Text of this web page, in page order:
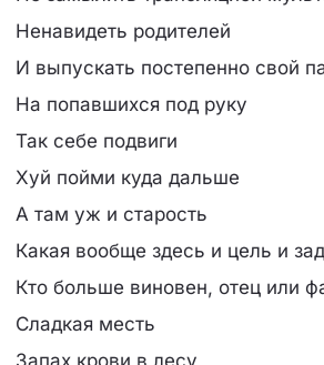
Ненавидеть родителей
И выпускать постепенно свой
На попавшихся под руку
Так себе подвиги
Хуй пойми куда дальше
А там уж и старость
Какая вообще здесь и цель и
Кто больше виновен, отец или
Сладкая месть